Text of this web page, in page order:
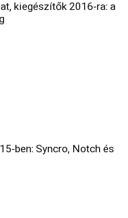
kiegészítők 2016-ra: a
ben: Syncro, Notch és